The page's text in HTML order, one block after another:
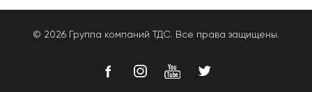
Экскаваторы-погрузчики
Политика Cookies
Политика конфиденциальности
© 2026 Группа компаний ТДС. Все права защищены.